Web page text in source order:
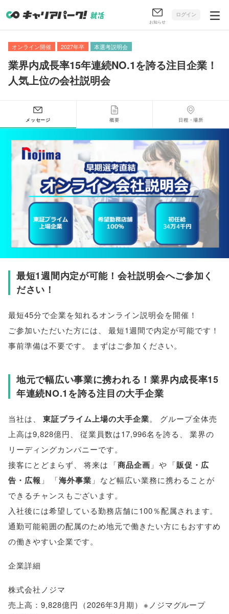
お知らせ
ログイン
オンライン開催 2027年卒 本選考説明会
業界内成長率15年連続NO.1を誇る注目企業！
人気上位の会社説明会
メッセージ 概要 日程・場所
最短1週間内定が可能！会社説明会へご参加く
ださい！
最短45分で企業を知れるオンライン説明会を開催！
ご参加いただいた方には、
最短1週間で内定が可能です！
事前準備は不要です。 まずはご参加ください。
地元で幅広い事業に携われる！業界内成長率15
年連続NO.1を誇る注目の大手企業
当社は、 東証プライム上場の大手企業。
グループ全体売
上高は9,828億円、 従業員数は17,996名を誇る 、
業界の
リーディングカンパニーです。
接客にとどまらず、 将来は 「商品企画 」 や 「販促・広
告・広報 」 「海外事業 」 など幅広い業務に携わることが
できるチャンスもございます。
入社後には希望している勤務店舗に100％配属されます。
通勤可能範囲の配属のため地元で働きたい方にもおすすめ
の働きやすい企業です。
企業詳細
株式会社ノジマ
売上高：9,828億円 （2026年3月期） ※ノジマグループ